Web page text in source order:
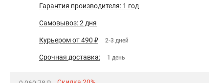
Гарантия производителя: 1 год
Самовывоз: 2 дня
Курьером от 490 ₽ 2-3 дней
Срочная доставка: 1 день